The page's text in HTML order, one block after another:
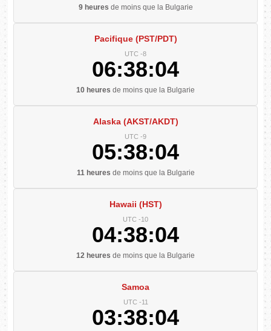
9 heures de moins que la Bulgarie
Pacifique (PST/PDT)
UTC -8
06:38:05
10 heures de moins que la Bulgarie
Alaska (AKST/AKDT)
UTC -9
05:38:05
11 heures de moins que la Bulgarie
Hawaii (HST)
UTC -10
04:38:05
12 heures de moins que la Bulgarie
Samoa
UTC -11
03:38:05